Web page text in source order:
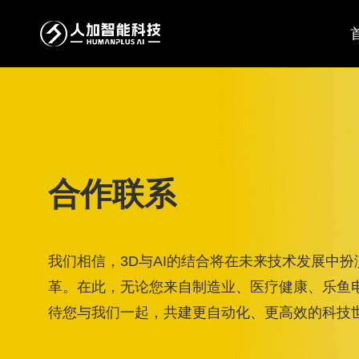
合作联系
我们相信，3D与AI的结合将在未来技术发展中
革。在此，无论您来自制造业、医疗健康、乐鱼
待您与我们一起，共建更自动化、更高效的科技